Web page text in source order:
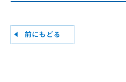
前にもどる